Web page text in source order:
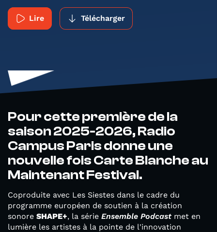
Lire Télécharger
Pour cette première de la
saison 2025-2026, Radio
Campus Paris donne une
nouvelle fois Carte Blanche au
Maintenant Festival.
Coproduite avec Les Siestes dans le cadre du
programme européen de soutien à la création
sonore SHAPE+, la série Ensemble Podcast met en
lumière les artistes à la pointe de l'innovation